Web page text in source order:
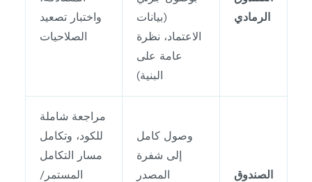
الرمادي
(بيانات
الاعتماد، نظرة
عامة على
البنية)
واختبار تصعيد
الصلاحيات
الصندوق
وصول كامل
إلى شفرة
المصدر
مراجعة شاملة
للكود، وتكامل
مسار التكامل
المستمر/